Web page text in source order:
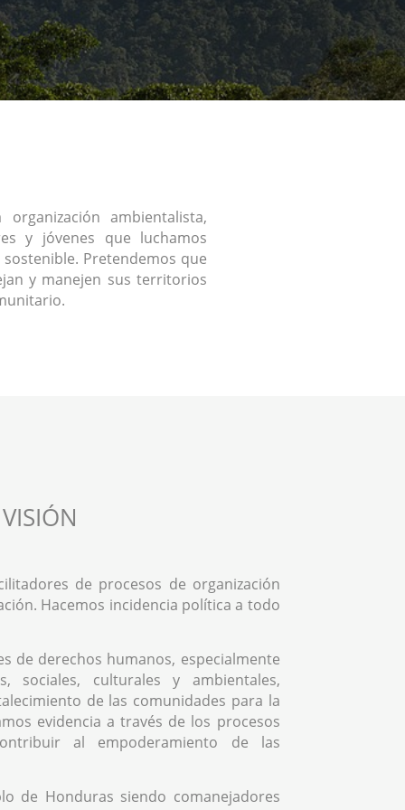
ambientalista,
y jóvenes que luchamos
Pretendemos que
y manejen sus territorios
VISIÓN
de procesos de organización
Hacemos incidencia política a todo
de derechos humanos, especialmente
sociales, culturales y ambientales,
de las comunidades para la
evidencia a través de los procesos
al empoderamiento de las
de Honduras siendo comanejadores